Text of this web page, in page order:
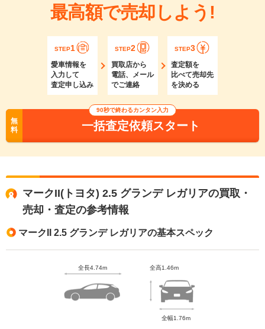
最高額で売却しよう!
STEP1
愛車情報を
入力して
査定申し込み
STEP2
買取店から
電話、メール
でご連絡
STEP3
査定額を
比べて売却先
を決める
無
料
90秒で終わるカンタン入力
一括査定依頼スタート
マークII(トヨタ) 2.5 グランデ レガリアの買取・
売却・査定の参考情報
マークII 2.5 グランデ レガリアの基本スペック
全長4.74m 全高1.46m
全幅1.76m